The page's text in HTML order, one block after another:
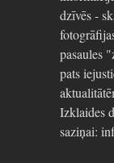
dzīvēs -
pasaules
pats
Izklaides
saziņai: